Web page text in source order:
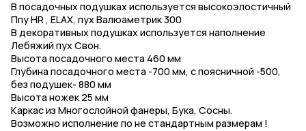
В посадочных подушках используется высокоэлостичный
Ппу HR , ELAX, пух Валюаметрик 300
В декоративных подушках используется наполнение
Лебяжий пух Свон.
Высота посадочного места 460 мм
Глубина посадочного места -700 мм, с поясничной -500,
без подушек- 880 мм
Высота ножек 25 мм
Каркас из Многослойной фанеры, Бука, Сосны.
Возможно исполнение по не стандартным размерам !